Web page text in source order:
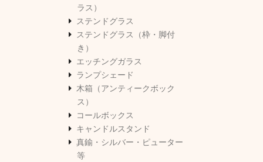
ラス）
ステンドグラス
ステンドグラス（枠・脚付
き）
エッチングガラス
ランプシェード
木箱（アンティークボック
ス）
コールボックス
キャンドルスタンド
真鍮・シルバー・ピューター
等